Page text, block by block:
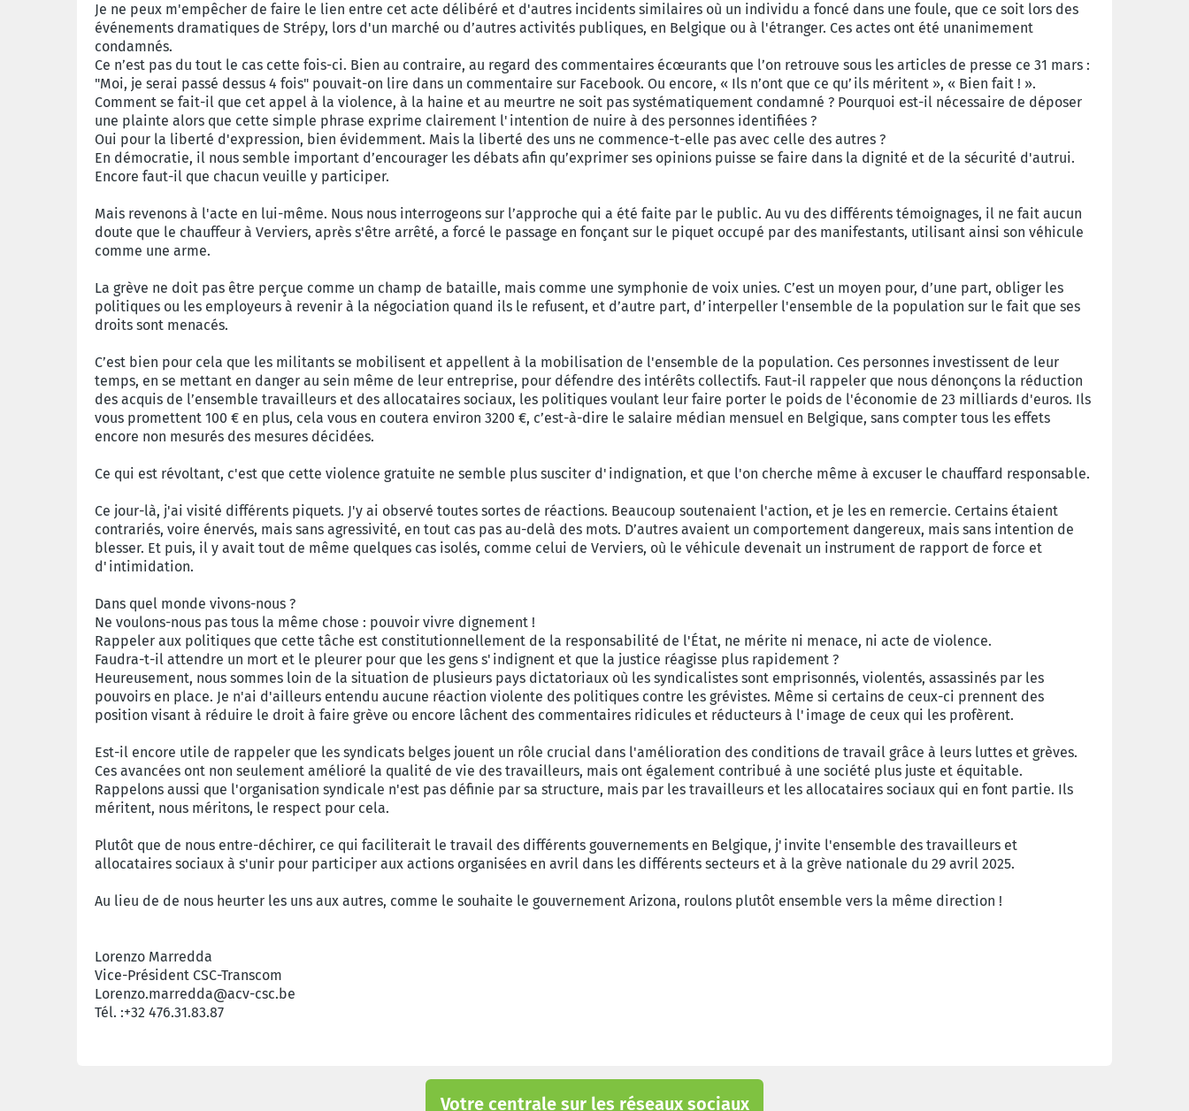
Je ne peux m'empêcher de faire le lien entre cet acte délibéré et d'autres incidents similaires où un individu a foncé dans une foule, que ce soit lors des
événements dramatiques de Strépy, lors d'un marché ou d’autres activités publiques, en Belgique ou à l'étranger. Ces actes ont été unanimement
condamnés.
Ce n’est pas du tout le cas cette fois-ci. Bien au contraire, au regard des commentaires écœurants que l’on retrouve sous les articles de presse ce 31 mars :
"Moi, je serai passé dessus 4 fois" pouvait-on lire dans un commentaire sur Facebook. Ou encore, « Ils n’ont que ce qu’ils méritent », « Bien fait ! ».
Comment se fait-il que cet appel à la violence, à la haine et au meurtre ne soit pas systématiquement condamné ? Pourquoi est-il nécessaire de déposer
une plainte alors que cette simple phrase exprime clairement l'intention de nuire à des personnes identifiées ?
Oui pour la liberté d'expression, bien évidemment. Mais la liberté des uns ne commence-t-elle pas avec celle des autres ?
En démocratie, il nous semble important d’encourager les débats afin qu’exprimer ses opinions puisse se faire dans la dignité et de la sécurité d'autrui.
Encore faut-il que chacun veuille y participer.
Mais revenons à l'acte en lui-même. Nous nous interrogeons sur l’approche qui a été faite par le public. Au vu des différents témoignages, il ne fait aucun
doute que le chauffeur à Verviers, après s'être arrêté, a forcé le passage en fonçant sur le piquet occupé par des manifestants, utilisant ainsi son véhicule
comme une arme.
La grève ne doit pas être perçue comme un champ de bataille, mais comme une symphonie de voix unies. C’est un moyen pour, d’une part, obliger les
politiques ou les employeurs à revenir à la négociation quand ils le refusent, et d’autre part, d’interpeller l'ensemble de la population sur le fait que ses
droits sont menacés.
C’est bien pour cela que les militants se mobilisent et appellent à la mobilisation de l'ensemble de la population. Ces personnes investissent de leur
temps, en se mettant en danger au sein même de leur entreprise, pour défendre des intérêts collectifs. Faut-il rappeler que nous dénonçons la réduction
des acquis de l’ensemble travailleurs et des allocataires sociaux, les politiques voulant leur faire porter le poids de l'économie de 23 milliards d'euros. Ils
vous promettent 100 € en plus, cela vous en coutera environ 3200 €, c’est-à-dire le salaire médian mensuel en Belgique, sans compter tous les effets
encore non mesurés des mesures décidées.
Ce qui est révoltant, c'est que cette violence gratuite ne semble plus susciter d'indignation, et que l'on cherche même à excuser le chauffard responsable.
Ce jour-là, j'ai visité différents piquets. J'y ai observé toutes sortes de réactions. Beaucoup soutenaient l'action, et je les en remercie. Certains étaient
contrariés, voire énervés, mais sans agressivité, en tout cas pas au-delà des mots. D’autres avaient un comportement dangereux, mais sans intention de
blesser. Et puis, il y avait tout de même quelques cas isolés, comme celui de Verviers, où le véhicule devenait un instrument de rapport de force et
d'intimidation.
Dans quel monde vivons-nous ?
Ne voulons-nous pas tous la même chose : pouvoir vivre dignement !
Rappeler aux politiques que cette tâche est constitutionnellement de la responsabilité de l'État, ne mérite ni menace, ni acte de violence.
Faudra-t-il attendre un mort et le pleurer pour que les gens s'indignent et que la justice réagisse plus rapidement ?
Heureusement, nous sommes loin de la situation de plusieurs pays dictatoriaux où les syndicalistes sont emprisonnés, violentés, assassinés par les
pouvoirs en place. Je n'ai d'ailleurs entendu aucune réaction violente des politiques contre les grévistes. Même si certains de ceux-ci prennent des
position visant à réduire le droit à faire grève ou encore lâchent des commentaires ridicules et réducteurs à l'image de ceux qui les profèrent.
Est-il encore utile de rappeler que les syndicats belges jouent un rôle crucial dans l'amélioration des conditions de travail grâce à leurs luttes et grèves.
Ces avancées ont non seulement amélioré la qualité de vie des travailleurs, mais ont également contribué à une société plus juste et équitable.
Rappelons aussi que l'organisation syndicale n'est pas définie par sa structure, mais par les travailleurs et les allocataires sociaux qui en font partie. Ils
méritent, nous méritons, le respect pour cela.
Plutôt que de nous entre-déchirer, ce qui faciliterait le travail des différents gouvernements en Belgique, j'invite l'ensemble des travailleurs et
allocataires sociaux à s'unir pour participer aux actions organisées en avril dans les différents secteurs et à la grève nationale du 29 avril 2025.
Au lieu de de nous heurter les uns aux autres, comme le souhaite le gouvernement Arizona, roulons plutôt ensemble vers la même direction !
Lorenzo Marredda
Vice-Président CSC-Transcom
Lorenzo.marredda@acv-csc.be
Tél. :+32 476.31.83.87
Votre centrale sur les réseaux sociaux